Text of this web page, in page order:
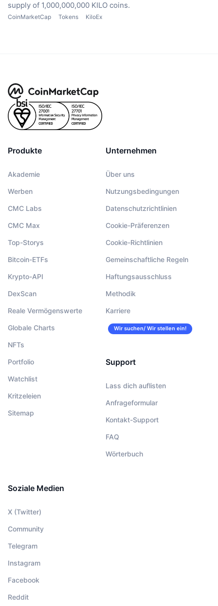
supply of 1,000,000,000 KILO coins.
CoinMarketCap Tokens KiloEx
Produkte
Akademie
Werben
CMC Labs
CMC Max
Top-Storys
Bitcoin-ETFs
Krypto-API
DexScan
Reale Vermögenswerte
Globale Charts
NFTs
Portfolio
Watchlist
Kritzeleien
Sitemap
Unternehmen
Über uns
Nutzungsbedingungen
Datenschutzrichtlinien
Cookie-Präferenzen
Cookie-Richtlinien
Gemeinschaftliche Regeln
Haftungsausschluss
Methodik
Karriere
Wir suchen/ Wir stellen ein!
Support
Lass dich auflisten
Anfrageformular
Kontakt-Support
FAQ
Wörterbuch
Soziale Medien
X (Twitter)
Community
Telegram
Instagram
Facebook
Reddit